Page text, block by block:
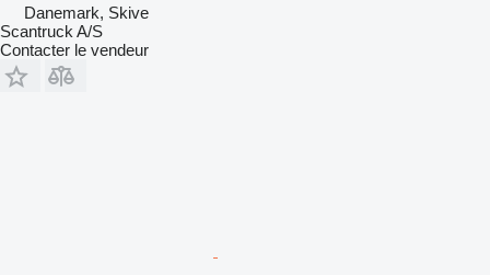
Danemark, Skive
Scantruck A/S
Contacter le vendeur